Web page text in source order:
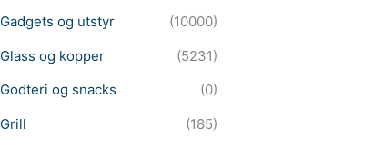
Gadgets og utstyr
(10000)
Glass og kopper
(5231)
Godteri og snacks
(0)
Grill
(185)